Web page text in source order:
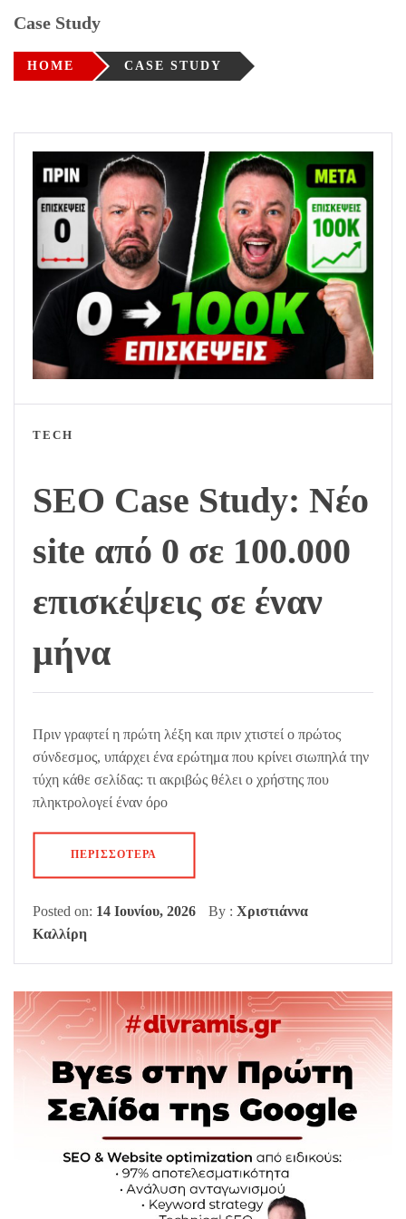
Case Study
HOME CASE STUDY
TECH
SEO Case Study: Νέο
site από 0 σε 100.000
επισκέψεις σε έναν
μήνα
Πριν γραφτεί η πρώτη λέξη και πριν χτιστεί ο πρώτος
σύνδεσμος, υπάρχει ένα ερώτημα που κρίνει σιωπηλά την
τύχη κάθε σελίδας: τι ακριβώς θέλει ο χρήστης που
πληκτρολογεί έναν όρο
ΠΕΡΙΣΣΌΤΕΡΑ
Posted on: 14 Ιουνίου, 2026 By : Χριστιάννα
Καλλίρη